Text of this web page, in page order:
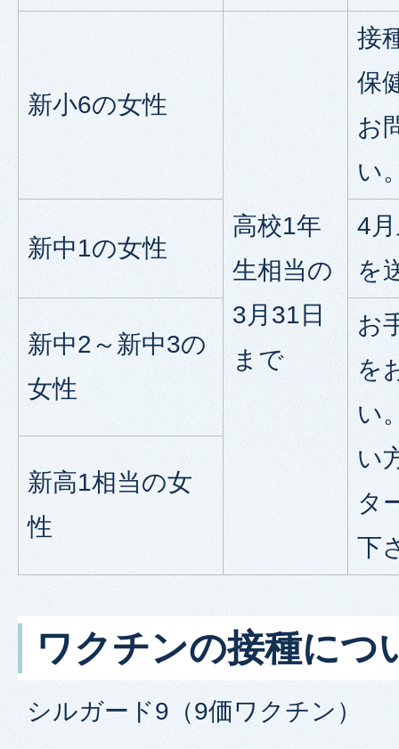
新小6の女性
高校1年
生相当の
3月31日
まで
接
保
お
い
新中1の女性
4
を
新中2～新中3の
女性
お
を
い
い
タ
下
新高1相当の女
性
ワクチンの接種につ
シルガード9（9価ワクチン）